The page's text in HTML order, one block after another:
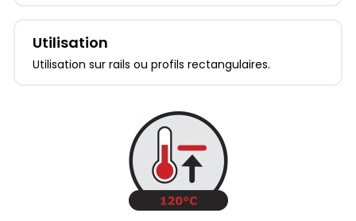
Utilisation
Utilisation sur rails ou profils rectangulaires.